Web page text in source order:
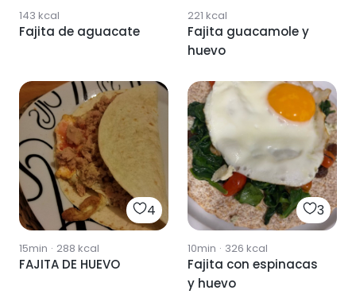
143 kcal
Fajita de aguacate
221 kcal
Fajita guacamole y
huevo
4
15min · 288 kcal
FAJITA DE HUEVO
3
10min · 326 kcal
Fajita con espinacas
y huevo